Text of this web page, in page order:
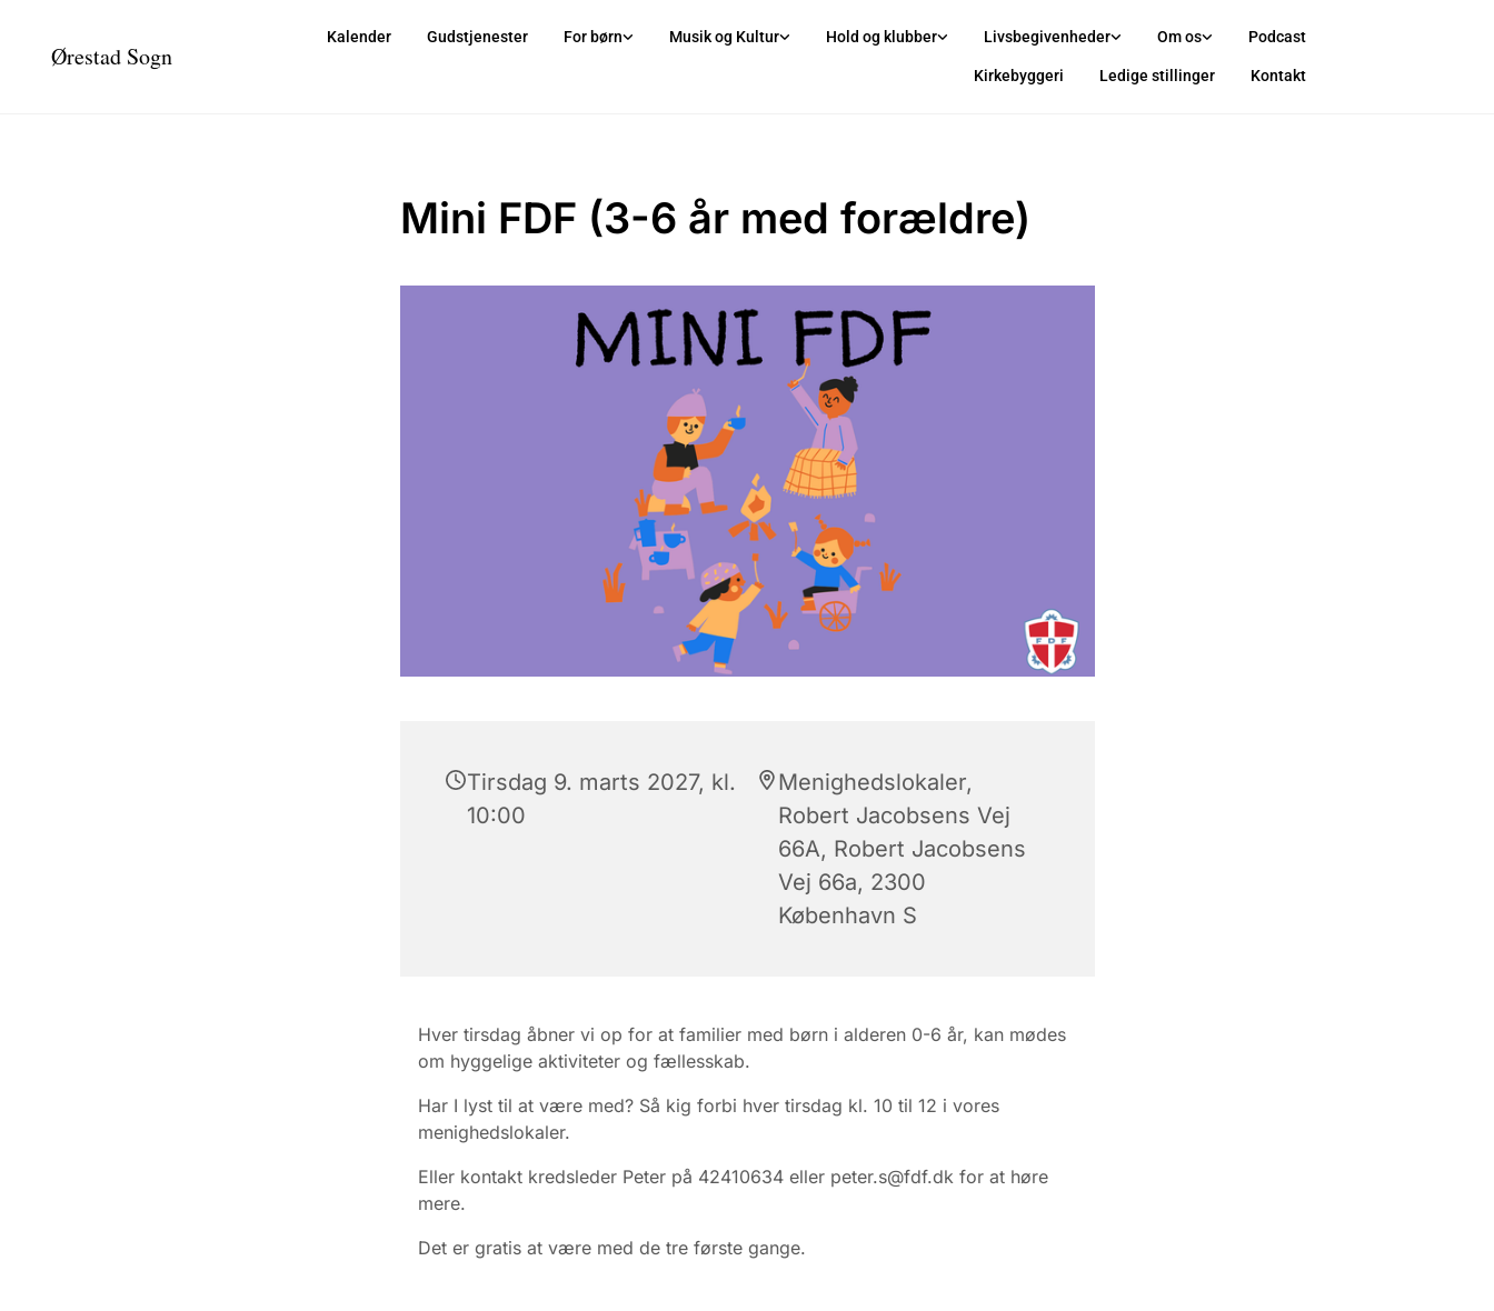
Ørestad Sogn
Kalender Gudstjenester For børn Musik og Kultur Hold og klubber Livsbegivenheder Om os Podcast
Kirkebyggeri Ledige stillinger Kontakt
Mini FDF (3-6 år med forældre)
Tirsdag 9. marts 2027, kl.
10:00
Menighedslokaler,
Robert Jacobsens Vej
66A, Robert Jacobsens
Vej 66a, 2300
København S
Hver tirsdag åbner vi op for at familier med børn i alderen 0-6 år, kan mødes
om hyggelige aktiviteter og fællesskab.
Har I lyst til at være med? Så kig forbi hver tirsdag kl. 10 til 12 i vores
menighedslokaler.
Eller kontakt kredsleder Peter på 42410634 eller peter.s@fdf.dk for at høre
mere.
Det er gratis at være med de tre første gange.